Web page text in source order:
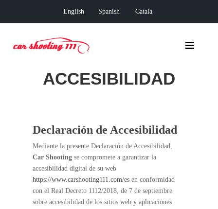
English Spanish Català
ACCESIBILIDAD
Declaración de Accesibilidad
Mediante la presente Declaración de Accesibilidad,
Car Shooting se compromete a garantizar la
accesibilidad digital de su web
https://www.carshooting111.com/es en conformidad
con el Real Decreto 1112/2018, de 7 de septiembre
sobre accesibilidad de los sitios web y aplicaciones